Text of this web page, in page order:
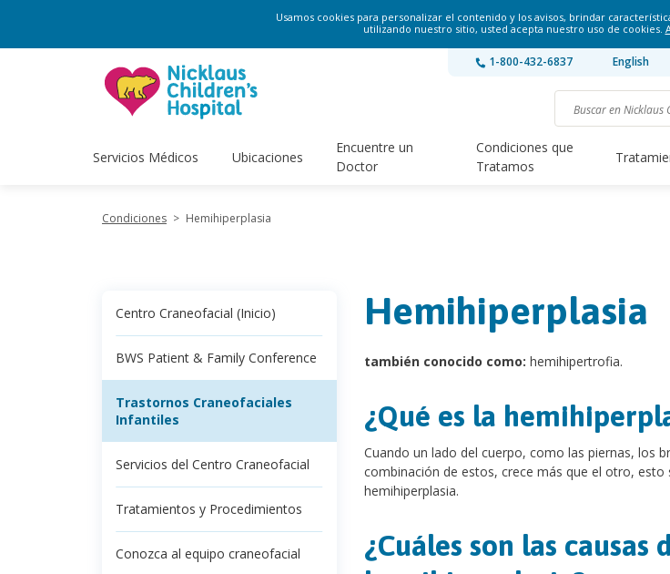
Usamos cookies para personalizar el contenido y los avisos, brindar
utilizando nuestro sitio, usted acepta nuestro uso de cookies.
1-800-432-6837 English
Servicios Médicos Ubicaciones
Encuentre un
Doctor
Condiciones que
Tratamos
Condiciones > Hemihiperplasia
Centro Craneofacial (Inicio)
BWS Patient & Family Conference
Trastornos Craneofaciales
Infantiles
Servicios del Centro Craneofacial
Tratamientos y Procedimientos
Conozca al equipo craneofacial
Hemihiperplasia
también conocido como: hemihipertrofia.
¿Qué es la
Cuando un lado del cuerpo, como las piernas, los
combinación de estos, crece más que el otro, esto
hemihiperplasia.
¿Cuáles son las causas